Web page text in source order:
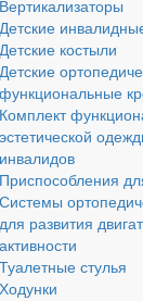
Вертикализаторы
Детские
Детские костыли
Детские
функциональные
Комплект
эстетической
инвалидов
Приспособления
Системы
для развития
активности
Туалетные стулья
Ходунки